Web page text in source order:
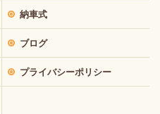
納車式
ブログ
プライバシーポリシー